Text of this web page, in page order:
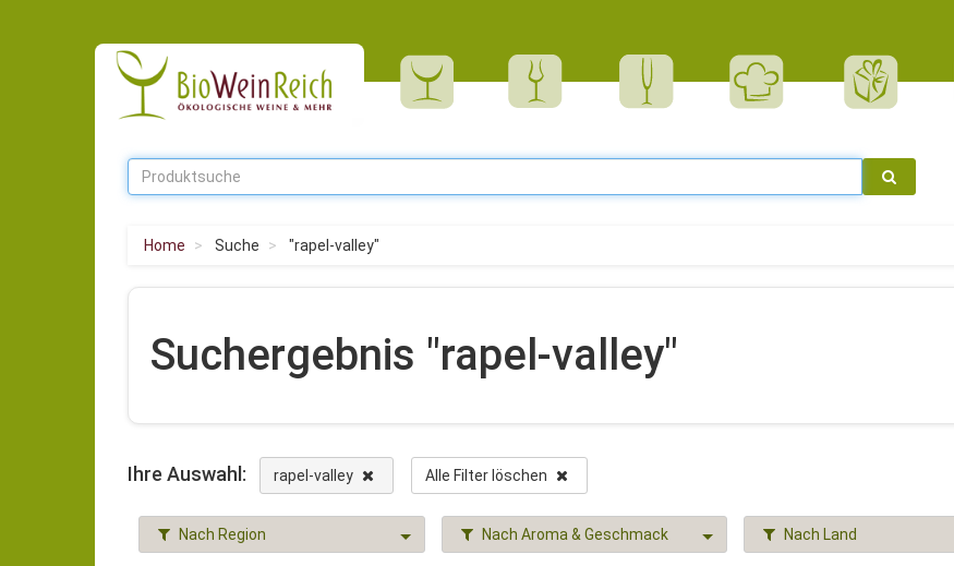
Home Suche "rapel-valley"
Suchergebnis "rapel-valley"
Ihre Auswahl: rapel-valley Alle Filter löschen
Nach Region Nach Aroma & Geschmack Nach Land